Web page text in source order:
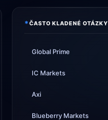
*ČASTO KLADENÉ OTÁZKY
Global Prime
IC Markets
Axi
Blueberry Markets